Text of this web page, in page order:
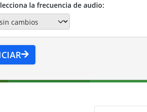
la frecuencia de audio: